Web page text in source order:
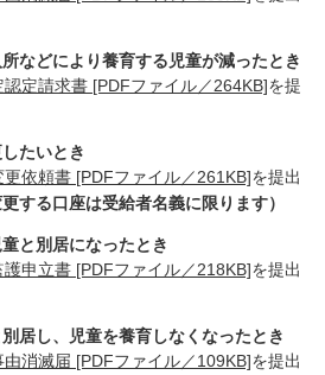
などにより養育する児童が減ったとき
認定請求書 [PDFファイル／264KB]を提
たいとき
更依頼書 [PDFファイル／261KB]を提出
更する口座は受給者名義に限ります）
と別居になったとき
護申立書 [PDFファイル／218KB]を提出
居し、児童を養育しなくなったとき
由消滅届 [PDFファイル／109KB]を提出